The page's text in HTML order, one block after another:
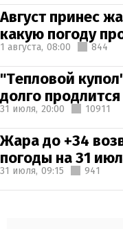
Август принес
какую погоду
1 августа, 08:00 844
"Тепловой
долго
31 июля, 20:00 10911
Жара до +34
погоды на 31
31 июля, 09:15 941